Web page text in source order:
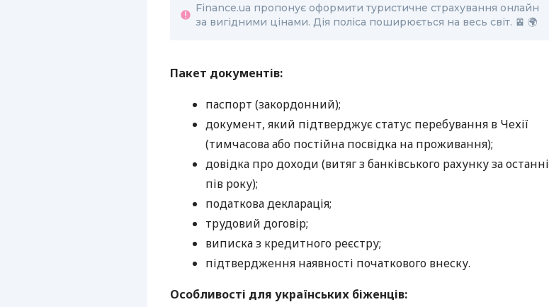
Finance.ua пропонує оформити туристичне страхування онлайн
за вигідними цінами. Дія поліса поширюється на весь світ. 🚈 🌍
Пакет документів:
паспорт (закордонний);
документ, який підтверджує статус перебування в Чехії
(тимчасова або постійна посвідка на проживання);
довідка про доходи (витяг з банківського рахунку за останні
пів року);
податкова декларація;
трудовий договір;
виписка з кредитного реєстру;
підтвердження наявності початкового внеску.
Особливості для українських біженців: